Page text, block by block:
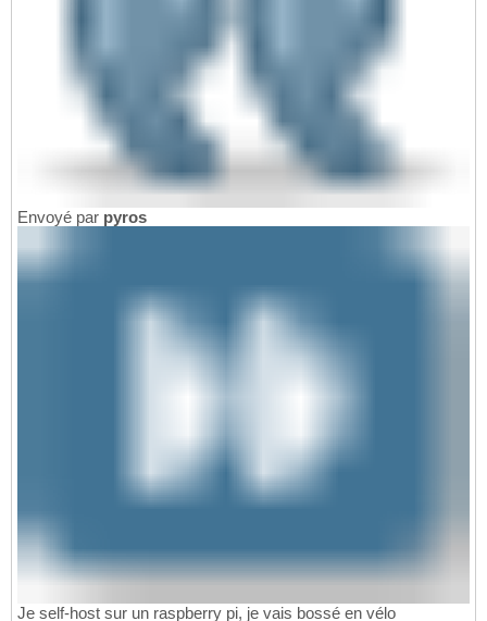
Envoyé par pyros
Je self-host sur un raspberry pi, je vais bossé en vélo